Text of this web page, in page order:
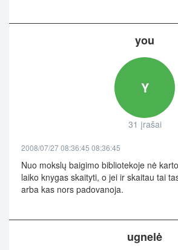
you
Y
31 įrašai
2008/07/27 08:36:45 08:36:45
Nuo mokslų baigimo bibliotekoje nė
laiko knygas skaityti, o jei ir skaitau tai
arba kas nors padovanoja.
ugnelė